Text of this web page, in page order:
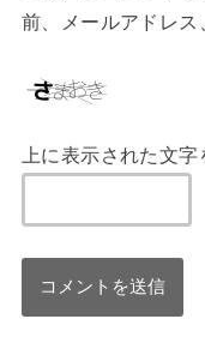
前、メールアドレス
上に表示された文